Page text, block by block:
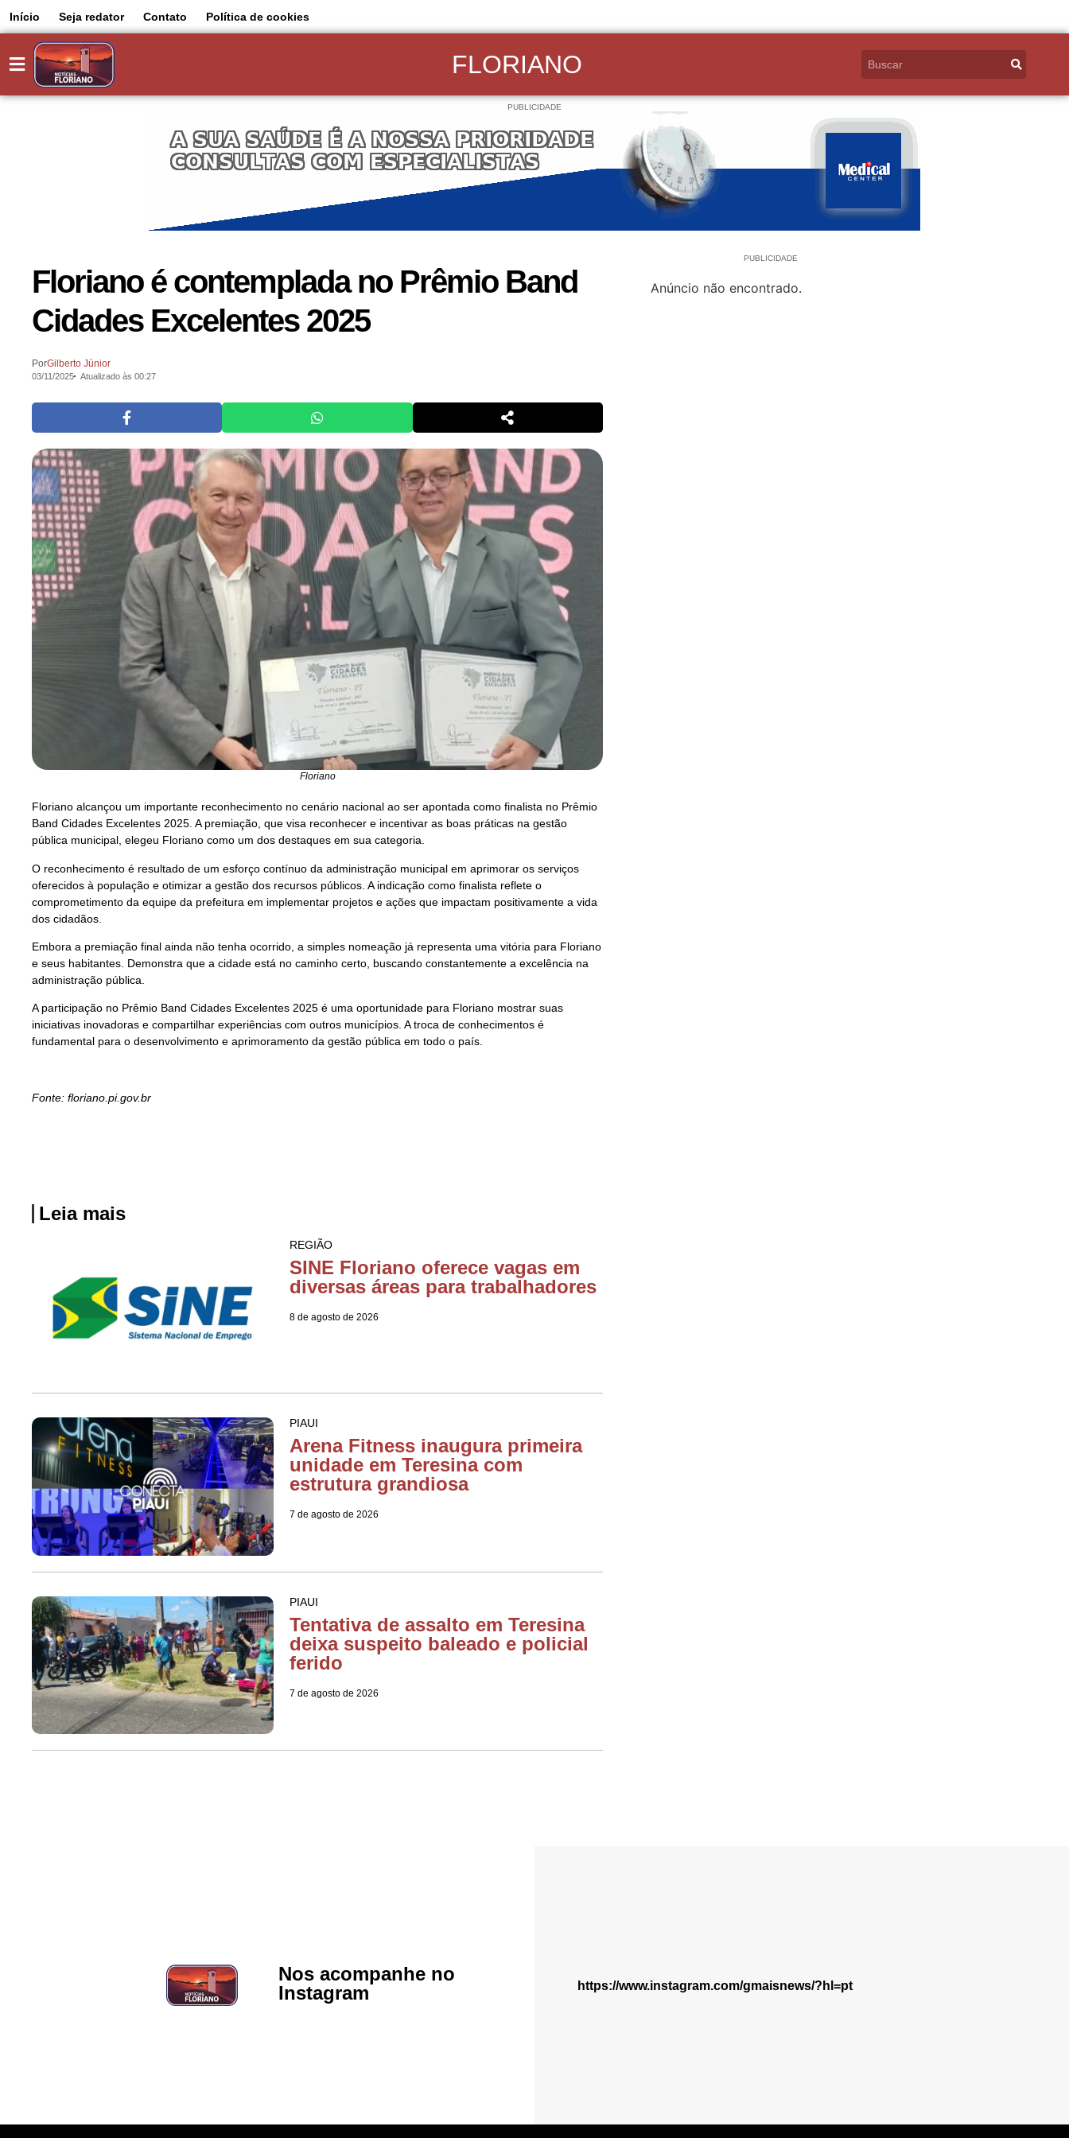
Início Seja redator Contato Política de cookies
FLORIANO
PUBLICIDADE
Floriano é contemplada no Prêmio Band
Cidades Excelentes 2025
PorGilberto Júnior
03/11/2025 Atualizado às 00:27
Floriano
Floriano alcançou um importante reconhecimento no cenário nacional ao ser apontada como finalista no Prêmio
Band Cidades Excelentes 2025. A premiação, que visa reconhecer e incentivar as boas práticas na gestão
pública municipal, elegeu Floriano como um dos destaques em sua categoria.
O reconhecimento é resultado de um esforço contínuo da administração municipal em aprimorar os serviços
oferecidos à população e otimizar a gestão dos recursos públicos. A indicação como finalista reflete o
comprometimento da equipe da prefeitura em implementar projetos e ações que impactam positivamente a vida
dos cidadãos.
Embora a premiação final ainda não tenha ocorrido, a simples nomeação já representa uma vitória para Floriano
e seus habitantes. Demonstra que a cidade está no caminho certo, buscando constantemente a excelência na
administração pública.
A participação no Prêmio Band Cidades Excelentes 2025 é uma oportunidade para Floriano mostrar suas
iniciativas inovadoras e compartilhar experiências com outros municípios. A troca de conhecimentos é
fundamental para o desenvolvimento e aprimoramento da gestão pública em todo o país.
Fonte: floriano.pi.gov.br
Leia mais
REGIÃO
SINE Floriano oferece vagas em
diversas áreas para trabalhadores
8 de agosto de 2026
PIAUI
Arena Fitness inaugura primeira
unidade em Teresina com
estrutura grandiosa
7 de agosto de 2026
PIAUI
Tentativa de assalto em Teresina
deixa suspeito baleado e policial
ferido
7 de agosto de 2026
PUBLICIDADE
Anúncio não encontrado.
Nos acompanhe no
Instagram
https://www.instagram.com/gmaisnews/?hl=pt